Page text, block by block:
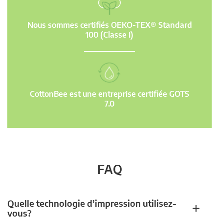
Nous sommes certifiés OEKO-TEX® Standard
100 (Classe I)
CottonBee est une entreprise certifiée GOTS
7.0
FAQ
Quelle technologie d’impression utilisez-
vous?